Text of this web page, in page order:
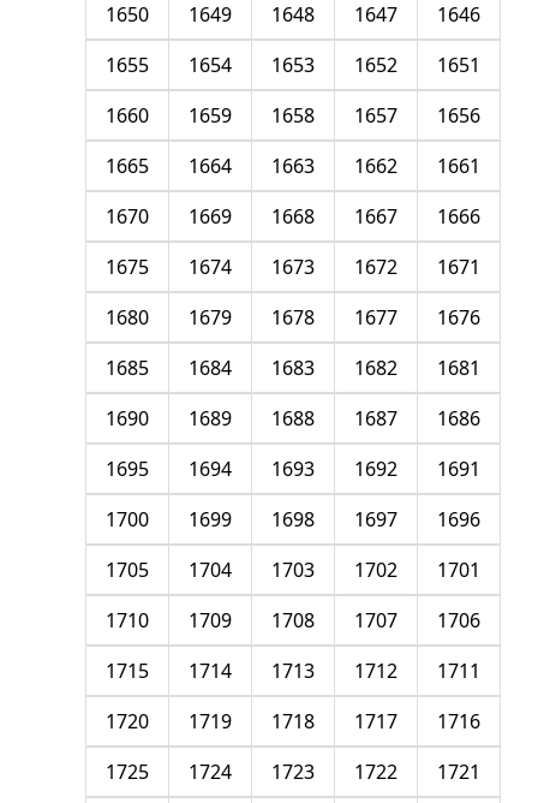
1646
1647
1648
1649
1650
1651
1652
1653
1654
1655
1656
1657
1658
1659
1660
1661
1662
1663
1664
1665
1666
1667
1668
1669
1670
1671
1672
1673
1674
1675
1676
1677
1678
1679
1680
1681
1682
1683
1684
1685
1686
1687
1688
1689
1690
1691
1692
1693
1694
1695
1696
1697
1698
1699
1700
1701
1702
1703
1704
1705
1706
1707
1708
1709
1710
1711
1712
1713
1714
1715
1716
1717
1718
1719
1720
1721
1722
1723
1724
1725